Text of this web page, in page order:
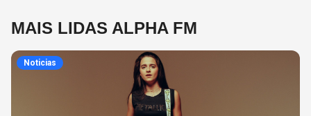
MAIS LIDAS ALPHA FM
Noticias